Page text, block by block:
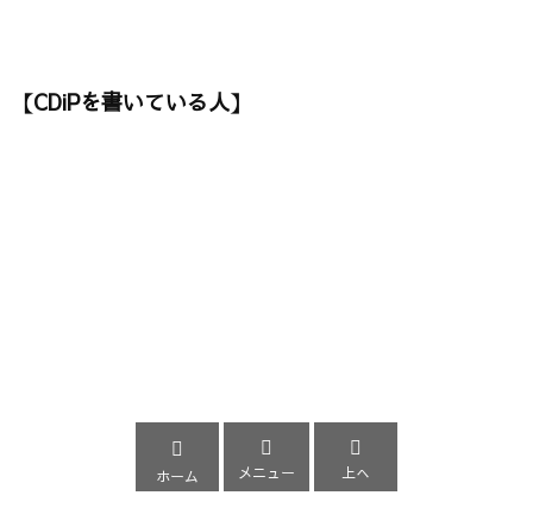
【CDiPを書いている人】

ホーム

メニュー

上へ